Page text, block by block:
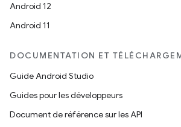
Android 12
Android 11
DOCUMENTATION ET
Guide Android Studio
Guides pour les développeurs
Document de référence sur les API